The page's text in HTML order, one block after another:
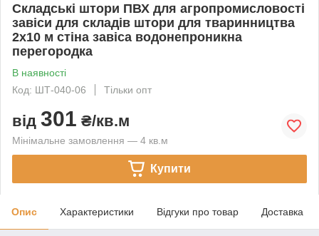
Складські штори ПВХ для агропромисловості
завіси для складів штори для тваринництва
2x10 м стіна завіса водонепроникна
перегородка
В наявності
Код: ШТ-040-06
Тільки опт
від 301 ₴/кв.м
Мінімальне замовлення — 4 кв.м
Купити
Опис Характеристики Відгуки про товар Доставка